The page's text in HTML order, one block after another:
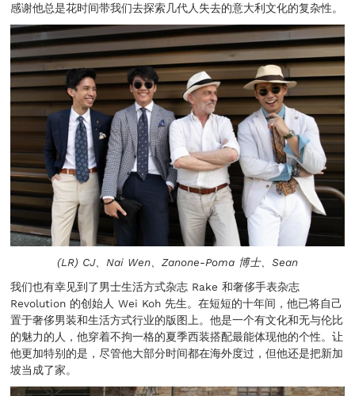
感谢他总是花时间带我们去探索几代人失去的意大利文化的复杂性。
(LR) CJ、Nai Wen、Zanone-Poma 博士、Sean
我们也有幸见到了男士生活方式杂志 Rake 和奢侈手表杂志
Revolution 的创始人 Wei Koh 先生。在短短的十年间，他已将自己
置于奢侈男装和生活方式行业的版图上。他是一个有文化和无与伦比
的魅力的人，他穿着不拘一格的夏季西装搭配最能体现他的个性。让
他更加特别的是，尽管他大部分时间都在海外度过，但他还是把新加
坡当成了家。